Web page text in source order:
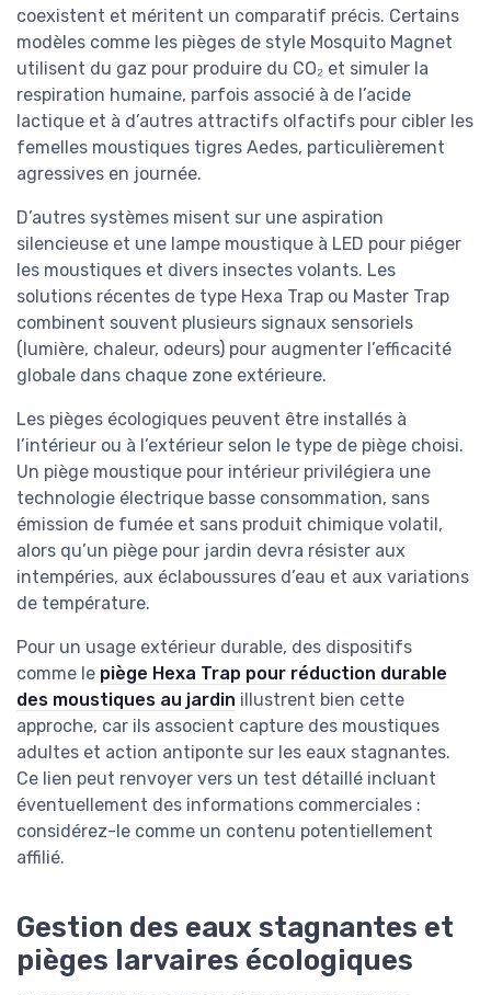
coexistent et méritent un comparatif précis. Certains
modèles comme les pièges de style Mosquito Magnet
utilisent du gaz pour produire du CO₂ et simuler la
respiration humaine, parfois associé à de l’acide
lactique et à d’autres attractifs olfactifs pour cibler les
femelles moustiques tigres Aedes, particulièrement
agressives en journée.
D’autres systèmes misent sur une aspiration
silencieuse et une lampe moustique à LED pour piéger
les moustiques et divers insectes volants. Les
solutions récentes de type Hexa Trap ou Master Trap
combinent souvent plusieurs signaux sensoriels
(lumière, chaleur, odeurs) pour augmenter l’efficacité
globale dans chaque zone extérieure.
Les pièges écologiques peuvent être installés à
l’intérieur ou à l’extérieur selon le type de piège choisi.
Un piège moustique pour intérieur privilégiera une
technologie électrique basse consommation, sans
émission de fumée et sans produit chimique volatil,
alors qu’un piège pour jardin devra résister aux
intempéries, aux éclaboussures d’eau et aux variations
de température.
Pour un usage extérieur durable, des dispositifs
comme le piège Hexa Trap pour réduction durable
des moustiques au jardin illustrent bien cette
approche, car ils associent capture des moustiques
adultes et action antiponte sur les eaux stagnantes.
Ce lien peut renvoyer vers un test détaillé incluant
éventuellement des informations commerciales :
considérez-le comme un contenu potentiellement
affilié.
Gestion des eaux stagnantes et
pièges larvaires écologiques